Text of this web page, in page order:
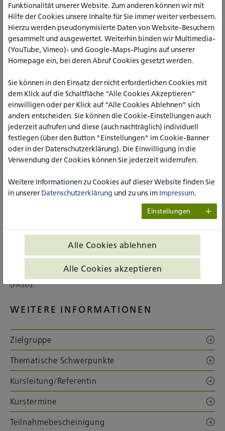
Leiterin des Autismus-Kompetenz-Zentrums in Trägerschaft des SkF
Alsdorf e.V.
für Kinder und Jugendliche mit körperlichen, geistigen oder
psychischen Beeinträchtigungen. Schulbegleiter_innen
helfen bei der Organisation des Schulbesuchs, assistieren
beim Lernen und unterstützen im sozialen Miteinander. Doch
nicht immer fühlen sich Begleitpersonen ausreichend auf ihre
Tätigkeit vorbereitet.
Diese Weiterbildung vermittelt das notwendige Wissen
besonderem Förderbedarf. Verantwortlich für die
Weiterbildung ist das Institut für Gesundheitsforschung und
Dabei geht die erfahrene Dozentin Angela Sieger
exemplarisch auf zwei Behinderungsbilder ein, die in der
Störung (ASS) sowie die Fetale Alkoholspektrumstörung
(FASD).
WEITERE INFORMATIONEN
Zielgruppe
Thematische Schwerpunkte
Kursleitung/Referentin
Kurstermine
Teilnahmebescheinigung
Funktionalität unserer Website. Zum anderen können wir mit
Hilfe der Cookies unsere Inhalte für Sie immer weiter verbessern.
Hierzu werden pseudonymisierte Daten von Website-Besuchern
gesammelt und ausgewertet. Weiterhin binden wir Multimedia-
(YouTube, Vimeo)- und Google-Maps-Plugins auf unserer
Homepage ein, bei deren Abruf Cookies gesetzt werden.
Sie können in den Einsatz der nicht erforderlichen Cookies mit
dem Klick auf die Schaltfläche “Alle Cookies Akzeptieren”
einwilligen oder per Klick auf “Alle Cookies Ablehnen” sich
anders entscheiden. Sie können die Cookie-Einstellungen auch
jederzeit aufrufen und diese (auch nachträglich) individuell
festlegen (über den Button "Einstellungen" im Cookie-Banner
oder in der Datenschutzerklärung). Die Einwilligung in die
Verwendung der Cookies können Sie jederzeit widerrufen.
Weitere Informationen zu Cookies auf dieser Website finden Sie
in unserer Datenschutzerklärung und zu uns im Impressum.
Einstellungen
Alle Cookies ablehnen
Alle Cookies akzeptieren